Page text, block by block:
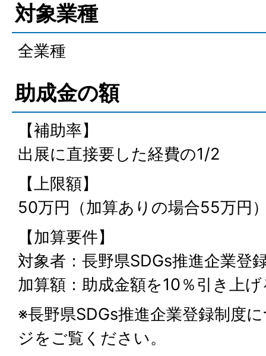
対象業種
全業種
助成金の額
【補助率】
出展に直接要した経費の1/2
【上限額】
50万円（加算ありの場合55万円
【加算要件】
対象者：長野県SDGs推進企業登
加算額：助成金額を10％引き上
※長野県SDGs推進企業登録制度
ジをご覧ください。